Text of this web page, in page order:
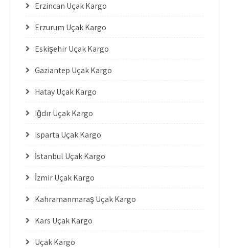
Erzincan Uçak Kargo
Erzurum Uçak Kargo
Eskişehir Uçak Kargo
Gaziantep Uçak Kargo
Hatay Uçak Kargo
Iğdır Uçak Kargo
Isparta Uçak Kargo
İstanbul Uçak Kargo
İzmir Uçak Kargo
Kahramanmaraş Uçak Kargo
Kars Uçak Kargo
Uçak Kargo